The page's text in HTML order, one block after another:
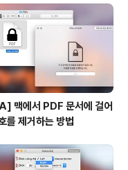
맥에서 PDF 문서에 걸어
를 제거하는 방법